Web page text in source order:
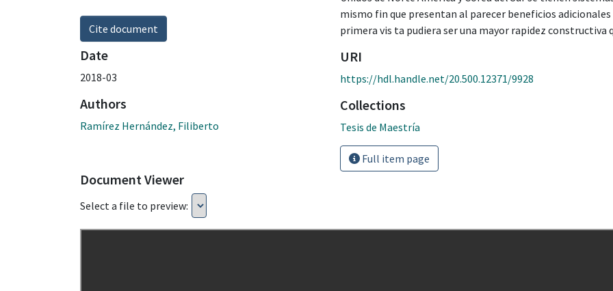
Cite document
Date
2018-03
Authors
Ramírez Hernández, Filiberto
mismo fin que presentan al parecer beneficios
primera vis ta pudiera ser una mayor rapidez constructiva
URI
https://hdl.handle.net/20.500.12371/9928
Collections
Tesis de Maestría
Full item page
Document Viewer
Select a file to preview: